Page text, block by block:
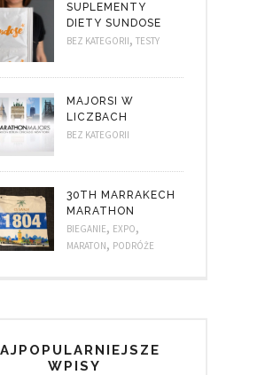
SUPLEMENTY
DIETY SUNDOSE
BEZ KATEGORII, TESTY
MAJORSI W
LICZBACH
BEZ KATEGORII
30TH MARRAKECH
MARATHON
BIEGANIE, EXPO,
MARATON, PODRÓŻE
WPISY